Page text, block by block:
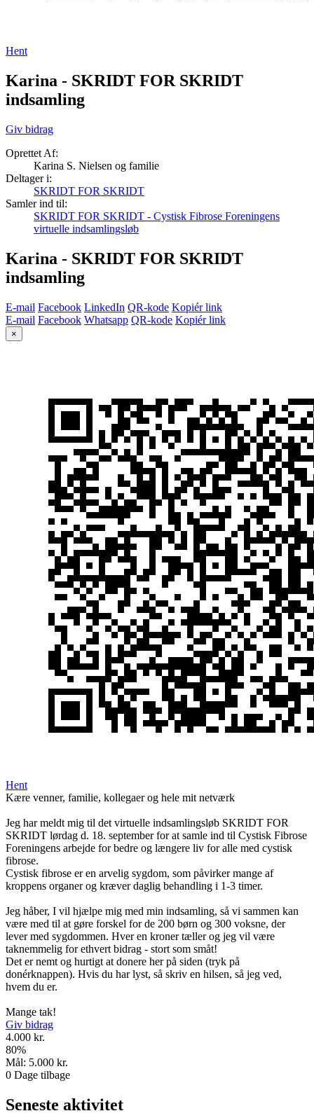
Hent
Karina - SKRIDT FOR SKRIDT
indsamling
Giv bidrag
Oprettet Af:
Karina S. Nielsen og familie
Deltager i:
SKRIDT FOR SKRIDT
Samler ind til:
SKRIDT FOR SKRIDT - Cystisk Fibrose Foreningens
virtuelle indsamlingsløb
Karina - SKRIDT FOR SKRIDT
indsamling
E-mail Facebook LinkedIn QR-kode Kopiér link
E-mail Facebook Whatsapp QR-kode Kopiér link
×
Hent
Kære venner, familie, kollegaer og hele mit netværk
Jeg har meldt mig til det virtuelle indsamlingsløb SKRIDT FOR
SKRIDT lørdag d. 18. september for at samle ind til Cystisk Fibrose
Foreningens arbejde for bedre og længere liv for alle med cystisk
fibrose.
Cystisk fibrose er en arvelig sygdom, som påvirker mange af
kroppens organer og kræver daglig behandling i 1-3 timer.
Jeg håber, I vil hjælpe mig med min indsamling, så vi sammen kan
være med til at gøre forskel for de 200 børn og 300 voksne, der
lever med sygdommen. Hver en kroner tæller og jeg vil være
taknemmelig for ethvert bidrag - stort som småt!
Det er nemt og hurtigt at donere her på siden (tryk på
donérknappen). Hvis du har lyst, så skriv en hilsen, så jeg ved,
hvem du er.
Mange tak!
Giv bidrag
4.000 kr.
80%
Mål: 5.000 kr.
0 Dage tilbage
Seneste aktivitet